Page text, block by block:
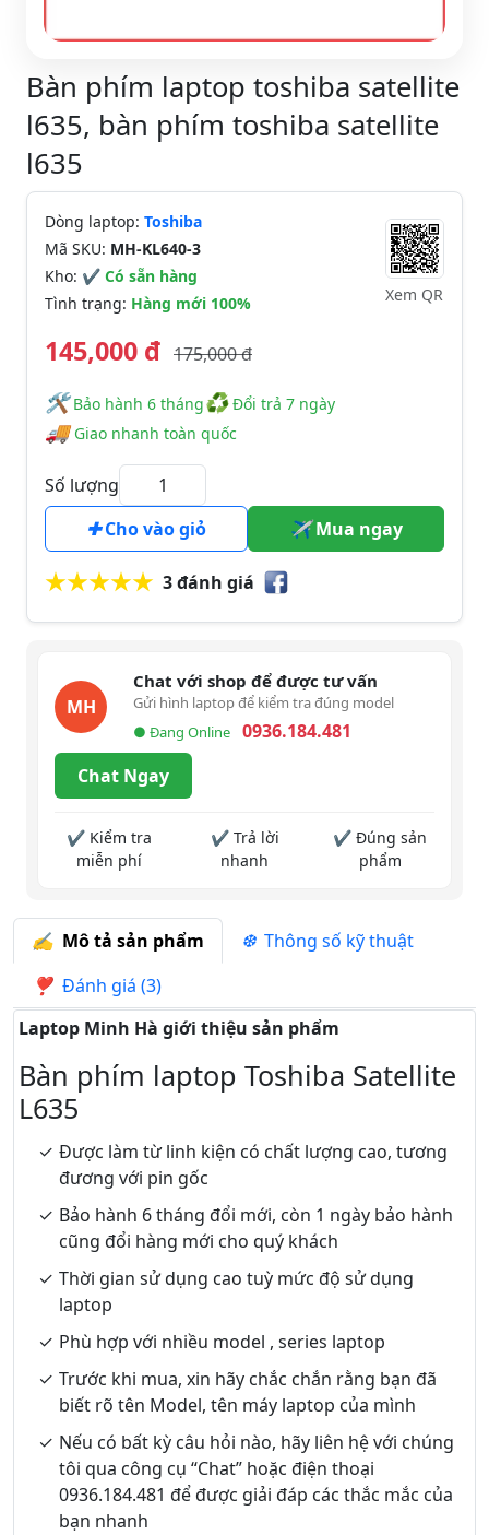
Bàn phím laptop toshiba satellite
l635, bàn phím toshiba satellite
l635
Dòng laptop: Toshiba
Mã SKU: MH-KL640-3
Kho: ✔ Có sẵn hàng
Tình trạng: Hàng mới 100% Xem QR
145,000 đ 175,000 đ
🛠️️ Bảo hành 6 tháng♻Đổi trả 7 ngày
🚚Giao nhanh toàn quốc
Số lượng
Cho vào giỏ
Mua ngay
3 đánh giá
MH
Chat với shop để được tư vấn
Gửi hình laptop để kiểm tra đúng model
● Đang Online
0936.184.481
Chat Ngay
✔ Kiểm tra
miễn phí
✔ Trả lời
nhanh
✔ Đúng sản
phẩm
Mô tả sản phẩm
Thông số kỹ thuật
Đánh giá (3)
Laptop Minh Hà giới thiệu sản phẩm
Bàn phím laptop Toshiba Satellite
L635
Được làm từ linh kiện có chất lượng cao, tương
đương với pin gốc
Bảo hành 6 tháng đổi mới, còn 1 ngày bảo hành
cũng đổi hàng mới cho quý khách
Thời gian sử dụng cao tuỳ mức độ sử dụng
laptop
Phù hợp với nhiều model , series laptop
Trước khi mua, xin hãy chắc chắn rằng bạn đã
biết rõ tên Model, tên máy laptop của mình
Nếu có bất kỳ câu hỏi nào, hãy liên hệ với chúng
tôi qua công cụ “Chat” hoặc điện thoại
0936.184.481 để được giải đáp các thắc mắc của
bạn nhanh